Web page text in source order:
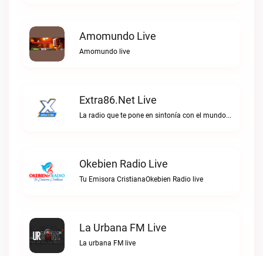
Amomundo Live
Amomundo live
Extra86.net Live
La radio que te pone en sintonía con el mundoExtra86.net live
Okebien Radio Live
Tu Emisora CristianaOkebien Radio live
La Urbana FM Live
La urbana FM live